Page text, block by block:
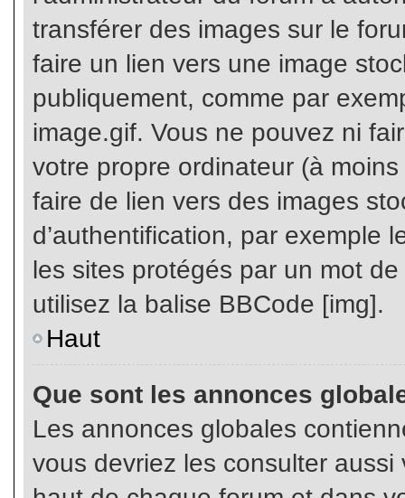
transférer des images sur le
faire un lien vers une image
publiquement, comme par
image.gif. Vous ne pouvez ni
votre propre ordinateur (à
faire de lien vers des images
d’authentification, par exemple
les sites protégés par un mot
utilisez la balise BBCode [img].
Haut
Que sont les annonces
Les annonces globales
vous devriez les consulter